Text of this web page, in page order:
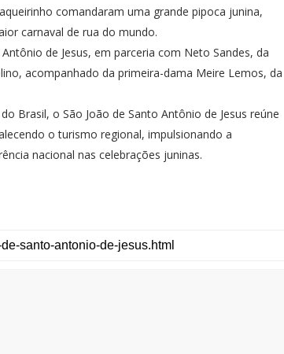
comandaram uma grande pipoca junina,
carnaval de rua do mundo.
de Jesus, em parceria com Neto Sandes, da
acompanhado da primeira-dama Meire Lemos, da
Brasil, o São João de Santo Antônio de Jesus reúne
o turismo regional, impulsionando a
nacional nas celebrações juninas.